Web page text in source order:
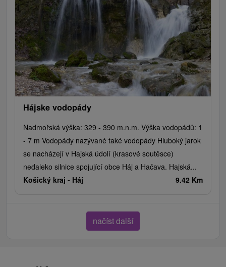
Hájske vodopády
Nadmořská výška: 329 - 390 m.n.m. Výška vodopádů: 1
- 7 m Vodopády nazývané také vodopády Hluboký jarok
se nacházejí v Hajská údolí (krasové soutěsce)
nedaleko silnice spojující obce Háj a Hačava. Hajská...
Košický kraj - Háj 9.42 Km
načíst další